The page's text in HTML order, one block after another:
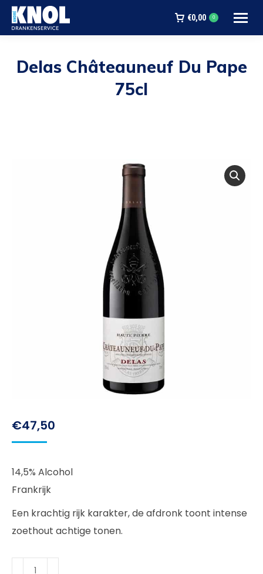
€0,00 0
Delas Châteauneuf Du Pape
75cl
€47,50
14,5% Alcohol
Frankrijk
Een krachtig rijk karakter, de afdronk toont intense
zoethout achtige tonen.
Delas